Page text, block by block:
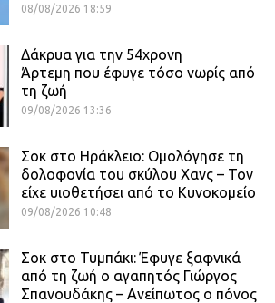
08/08/2026 18:59
Δάκρυα για την 54χρονη
Άρτεμη που έφυγε τόσο νωρίς από
τη ζωή
09/08/2026 13:36
Σοκ στο Ηράκλειο: Ομολόγησε τη
δολοφονία του σκύλου Χανς – Τον
είχε υιοθετήσει από το Κυνοκομείο
09/08/2026 10:48
Σοκ στο Τυμπάκι: Έφυγε ξαφνικά
από τη ζωή ο αγαπητός Γιώργος
Σπανουδάκης – Ανείπωτος ο πόνος